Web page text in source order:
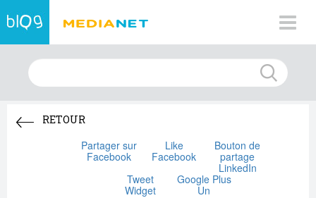
RETOUR
Partager sur
Facebook
Like
Facebook
Bouton de
partage
LinkedIn
Tweet
Widget
Google Plus
Un